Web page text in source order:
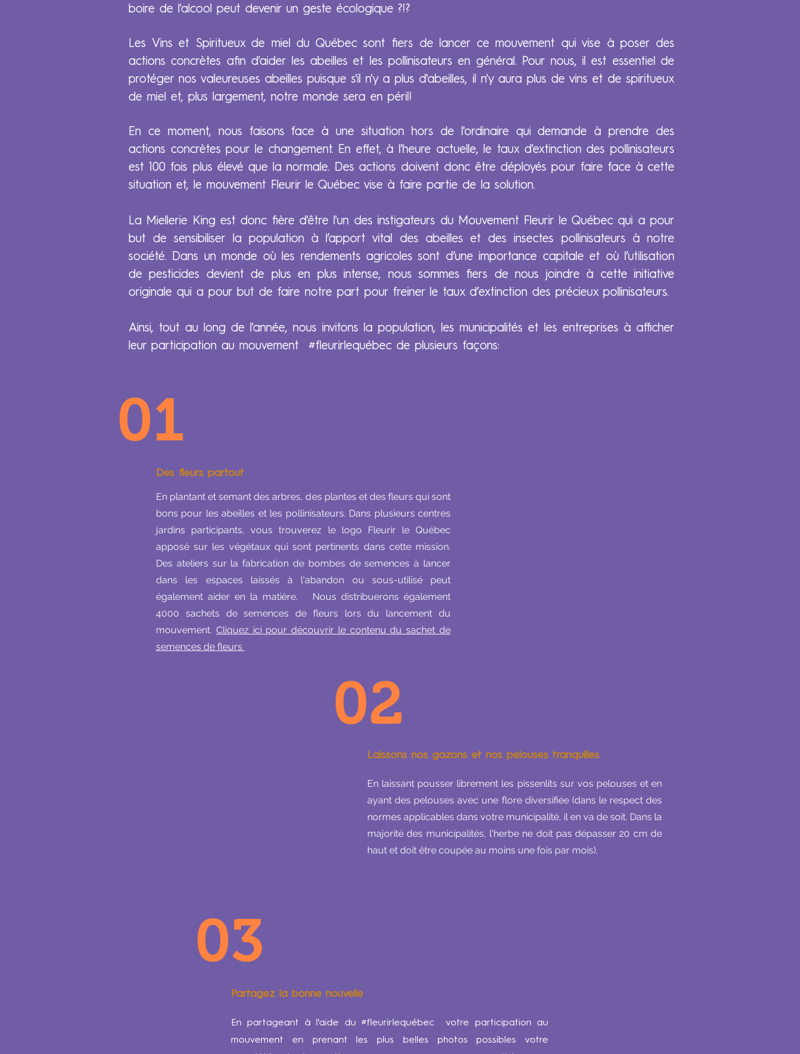
boire de l'alcool peut devenir un geste écologique ?!?
Les Vins et Spiritueux de miel du Québec sont fiers de lancer ce mouvement qui vise à poser des
actions concrètes afin d'aider les abeilles et les pollinisateurs en général. Pour nous, il est essentiel de
protéger nos valeureuses abeilles puisque s'il n'y a plus d'abeilles, il n'y aura plus de vins et de spiritueux
de miel et, plus largement, notre monde sera en péril!
En ce moment, nous faisons face à une situation hors de l'ordinaire qui demande à prendre des
actions concrètes pour le changement. En effet, à l'heure actuelle, le taux d'extinction des pollinisateurs
est 100 fois plus élevé que la normale. Des actions doivent donc être déployés pour faire face à cette
situation et, le mouvement Fleurir le Québec vise à faire partie de la solution.
La Miellerie King est donc fière d'être l'un des instigateurs du Mouvement Fleurir le Québec qui a pour
but de sensibiliser la population à l’apport vital des abeilles et des insectes pollinisateurs à notre
société. Dans un monde où les rendements agricoles sont d’une importance capitale et où l’utilisation
de pesticides devient de plus en plus intense, nous sommes fiers de nous joindre à cette initiative
originale qui a pour but de faire notre part pour freiner le taux d’extinction des précieux pollinisateurs.
Ainsi, tout au long de l'année, nous invitons la population, les municipalités et les entreprises à afficher
leur participation au mouvement #fleurirlequébec de plusieurs façons:
01
Des fleurs partout
En plantant et semant des arbres, des plantes et des fleurs qui sont
bons pour les abeilles et les pollinisateurs. Dans plusieurs centres
jardins participants, vous trouverez le logo Fleurir le Québec
apposé sur les végétaux qui sont pertinents dans cette mission.
Des ateliers sur la fabrication de bombes de semences à lancer
dans les espaces laissés à l'abandon ou sous-utilisé peut
également aider en la matière. Nous distribuerons également
4000 sachets de semences de fleurs lors du lancement du
mouvement. Cliquez ici pour découvrir le contenu du sachet de
semences de fleurs
02
Laissons nos gazons et nos pelouses tranquilles
En laissant pousser librement les pissenlits sur vos pelouses et en
ayant des pelouses avec une flore diversifiée (dans le respect des
normes applicables dans votre municipalité, il en va de soit. Dans la
majorité des municipalités, l'herbe ne doit pas dépasser 20 cm de
haut et doit être coupée au moins une fois par mois).
03
Partagez la bonne nouvelle
En partageant à l'aide du #fleurirlequébec votre participation au
mouvement en prenant les plus belles photos possibles votre